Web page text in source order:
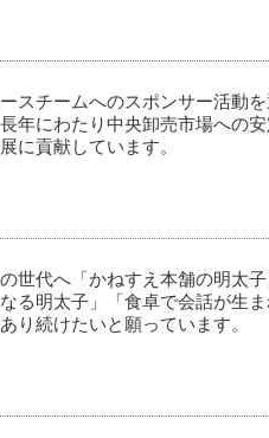
スチームへのスポンサー活動
年にわたり中央卸売市場への
に貢献しています。
世代へ「かねすえ本舗の明太
る明太子」「食卓で会話が生ま
り続けたいと願っています。